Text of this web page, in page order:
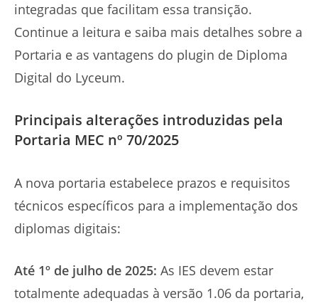
integradas que facilitam essa transição.
Continue a leitura e saiba mais detalhes sobre a
Portaria e as vantagens do plugin de Diploma
Digital do Lyceum.
Principais alterações introduzidas pela
Portaria MEC nº 70/2025
A nova portaria estabelece prazos e requisitos
técnicos específicos para a implementação dos
diplomas digitais:
Até 1º de julho de 2025: As IES devem estar
totalmente adequadas à versão 1.06 da portaria,